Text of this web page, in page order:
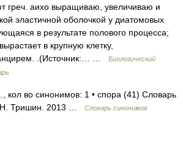
греч. аихо выращиваю, увеличиваю и
эластичной оболочкой у диатомовых
в результате полового процесса;
в крупную клетку,
.(Источник:… …
Биологический
кол во синонимов: 1 • спора (41) Словарь
Тришин. 2013 …
Словарь синонимов